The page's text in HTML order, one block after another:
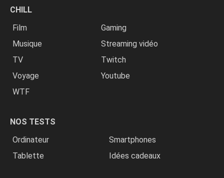
CHILL
Film
Gaming
Musique
Streaming vidéo
TV
Twitch
Voyage
Youtube
WTF
NOS TESTS
Ordinateur
Smartphones
Tablette
Idées cadeaux